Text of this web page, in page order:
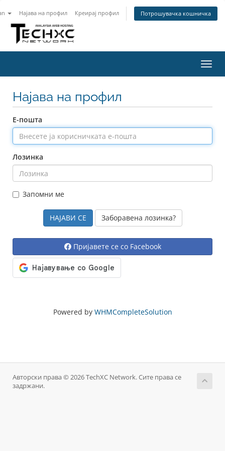
Најава на профил Креирај профил Потрошувачка кошничка
ја
Најава на профил
Е-пошта
Лозинка
Запомни ме
Заборавена лозинка?
Пријавете се со Facebook
Powered by WHMCompleteSolution
Авторски права © 2026 TechXC Network. Сите права се
задржани.